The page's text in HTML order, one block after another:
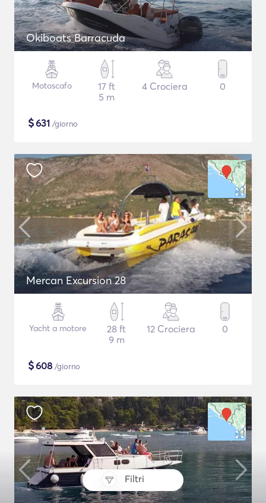
Filtri
Okiboats Barracuda
Motoscafo
17 ft
5 m
4 Crociera 0
$631 /giorno
Mercan Excursion 28
Yacht a motore
28 ft
9 m
12 Crociera 0
$608 /giorno